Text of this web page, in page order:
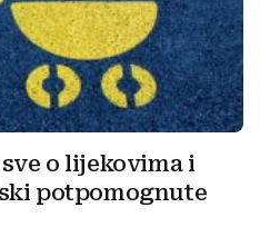
o lijekovima i
potpomognute